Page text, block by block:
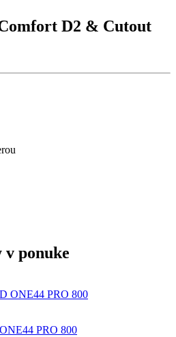
D2 & Cutout
ponuke
PRO 800